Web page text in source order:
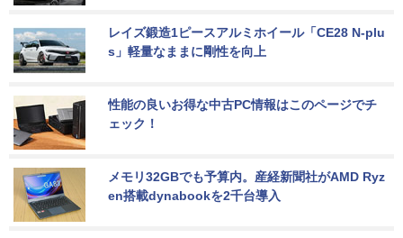
レイズ鍛造1ピースアルミホイール「CE28 N-plu
s」軽量なままに剛性を向上
性能の良いお得な中古PC情報はこのページでチ
ェック！
メモリ32GBでも予算内。産経新聞社がAMD Ryz
en搭載dynabookを2千台導入